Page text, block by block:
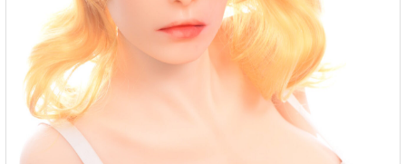
お問い合わせ